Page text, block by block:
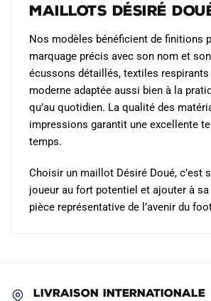
maillots Désiré
Nos modèles bénéficient de finitions
marquage précis avec son nom et
écussons détaillés, textiles
moderne adaptée aussi bien à la
qu’au quotidien. La qualité des
impressions garantit une excellente
temps.
Choisir un maillot Désiré Doué, c’est
joueur au fort potentiel et ajouter à
pièce représentative de l’avenir du
LIVRAISON INTERNATIONALE